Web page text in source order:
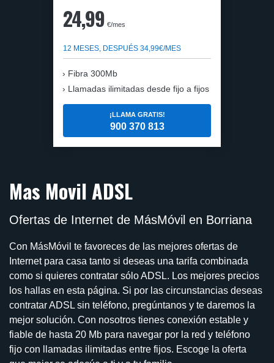
24,99 €/mes
12 MESES, DESPUÉS 34,99€/MES
Fibra 300Mb
Llamadas ilimitadas desde fijo a fijos
¡LLAMA GRATIS!
900 370 813
Mas Movil ADSL
Ofertas de Internet de MásMóvil en Borriana
Con MásMóvil te favoreces de las mejores ofertas de
Internet para casa tanto si deseas una tarifa combinada
como si quieres contratar sólo ADSL. Los mejores precios
los hallas en esta página. Si por las circunstancias deseas
contratar ADSL sin teléfono, pregúntanos y te daremos la
mejor solución. Con nosotros tienes conexión estable y
fiable de hasta 20 Mb para navegar por la red y teléfono
fijo con llamadas ilimitadas entre fijos. Escoge la oferta